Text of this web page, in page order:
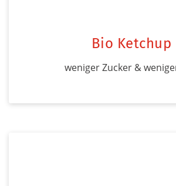
Bio Ketchup
weniger Zucker &